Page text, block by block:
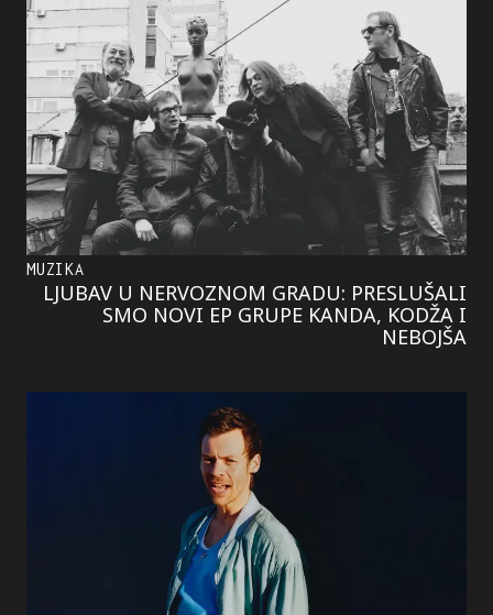
MUZIKA
LJUBAV U NERVOZNOM GRADU: PRESLUŠALI
SMO NOVI EP GRUPE KANDA, KODŽA I
NEBOJŠA